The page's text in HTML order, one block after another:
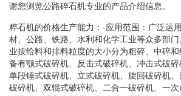
谢您浏览公路碎石机专业的产品介绍信息。
粹石机的价格生产能力：-应用范围：广泛运
材、公路、铁路、水利和化学工业等众多部
业按给料和排料粒度的大小分为粗碎、中碎
备有颚式破碎机、反击式破碎机、冲击式破碎
单段锤式破碎机、立式破碎机、旋回破碎机
破碎机、双辊式破碎机、二合一破碎机、一次